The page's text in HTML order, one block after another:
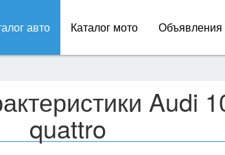
авто Каталог мото Объявления
Audi
quattro